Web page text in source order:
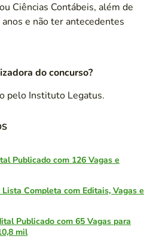
Ciências Contábeis, além de
e não ter antecedentes
do concurso?
pelo Instituto Legatus.
Publicado com 126 Vagas e
Completa com Editais, Vagas e
Publicado com 65 Vagas para
mil